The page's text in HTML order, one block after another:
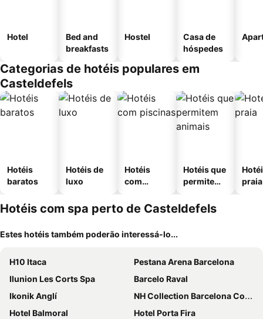
Hotel
Bed and
breakfasts
Hostel
Casa de
hóspedes
Categorias de hotéis populares em
Casteldefels
Hotéis
baratos
Hotéis de
luxo
Hotéis
com
Hotéis que
permitem
praia
Hotéis com spa perto de Casteldefels
Estes hotéis também poderão interessá-lo...
H10 Itaca
Pestana Arena Barcelona
Ilunion Les Corts Spa
Barcelo Raval
Ikonik Anglí
NH Collection Barcelona Constanza
Hotel Balmoral
Hotel Porta Fira